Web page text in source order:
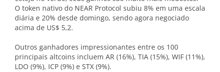
O token nativo do NEAR Protocol subiu 8% em uma escala
diária e 20% desde domingo, sendo agora negociado
acima de US$ 5,2.
Outros ganhadores impressionantes entre os 100
principais altcoins incluem AR (16%), TIA (15%), WIF (11%),
LDO (9%), ICP (9%) e STX (9%).